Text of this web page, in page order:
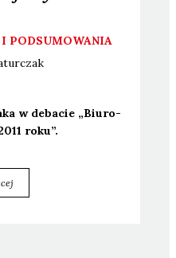
PODSUMOWANIA
w deba­cie „Biu­ro­
roku”.